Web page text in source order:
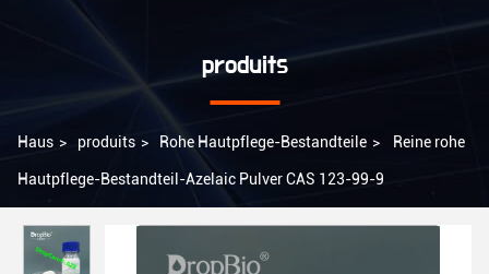
produits
Haus > produits > Rohe Hautpflege-Bestandteile > Reine rohe
Hautpflege-Bestandteil-Azelaic Pulver CAS 123-99-9